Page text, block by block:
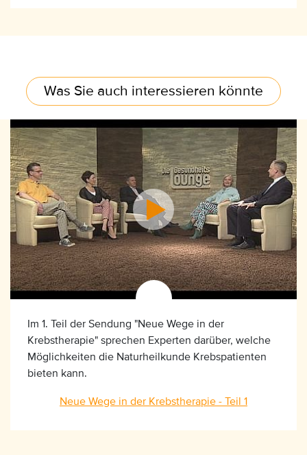
Was Sie auch interessieren könnte
Im 1. Teil der Sendung "Neue Wege in der
Krebstherapie" sprechen Experten darüber, welche
Möglichkeiten die Naturheilkunde Krebspatienten
bieten kann.
Neue Wege in der Krebstherapie - Teil 1